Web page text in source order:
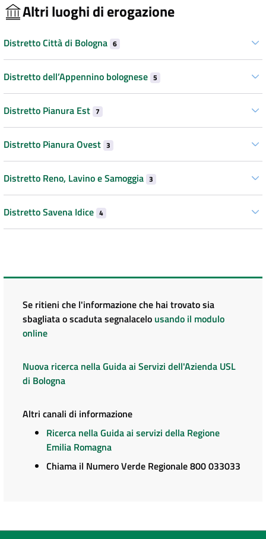
Altri luoghi di erogazione
Distretto Città di Bologna 6
Distretto dell’Appennino bolognese 5
Distretto Pianura Est 7
Distretto Pianura Ovest 3
Distretto Reno, Lavino e Samoggia 3
Distretto Savena Idice 4
Se ritieni che l'informazione che hai trovato sia
sbagliata o scaduta segnalacelo usando il modulo
online
Nuova ricerca nella Guida ai Servizi dell'Azienda USL
di Bologna
Altri canali di informazione
Ricerca nella Guida ai servizi della Regione
Emilia Romagna
Chiama il Numero Verde Regionale 800 033033